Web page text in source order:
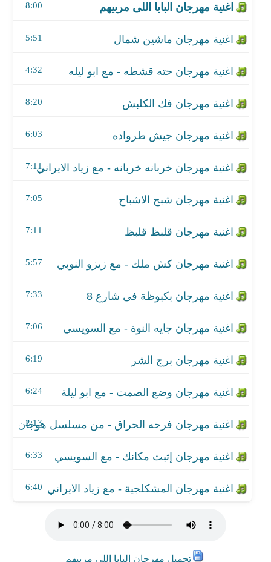
8:00
5:51
4:32
8:20
6:03
7:11
اغنية مهرجان شبح الاشباح
7:05
اغنية مهرجان قلبظ قلبظ
7:11
اغنية مهرجان كش ملك - مع زيزو النوبي
5:57
7:33
7:06
6:19
اغنية مهرجان وضع الصمت - مع ابو ليلة
6:24
اغنية مهرجان فرحه الحراق - من مسلسل هوجان
2:13
اغنية مهرجان إثبت مكانك - مع السويسي
6:33
6:40
تحميل مهرجان البابا اللى مربيهم